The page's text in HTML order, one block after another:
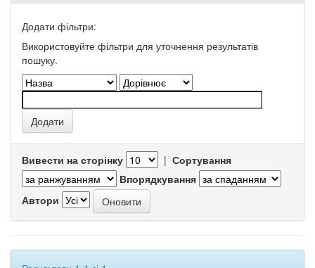
Додати фільтри:
Використовуйте фільтри для уточнення результатів
пошуку.
Вивести на сторінку | Сортування
Впорядкування
Автори